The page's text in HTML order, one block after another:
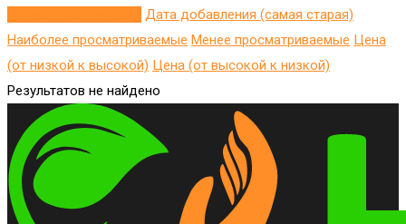
Дата добавления (самая старая)
Наиболее просматриваемые Менее просматриваемые Цена
(от низкой к высокой) Цена (от высокой к низкой)
Результатов не найдено